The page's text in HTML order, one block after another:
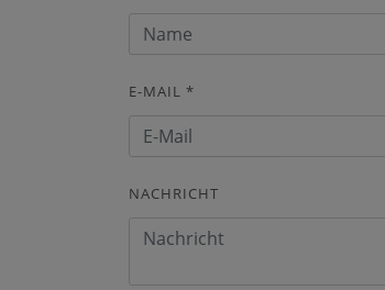
E-MAIL *
NACHRICHT